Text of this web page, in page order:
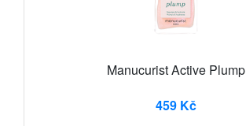
Manucurist Active Plump
459 Kč